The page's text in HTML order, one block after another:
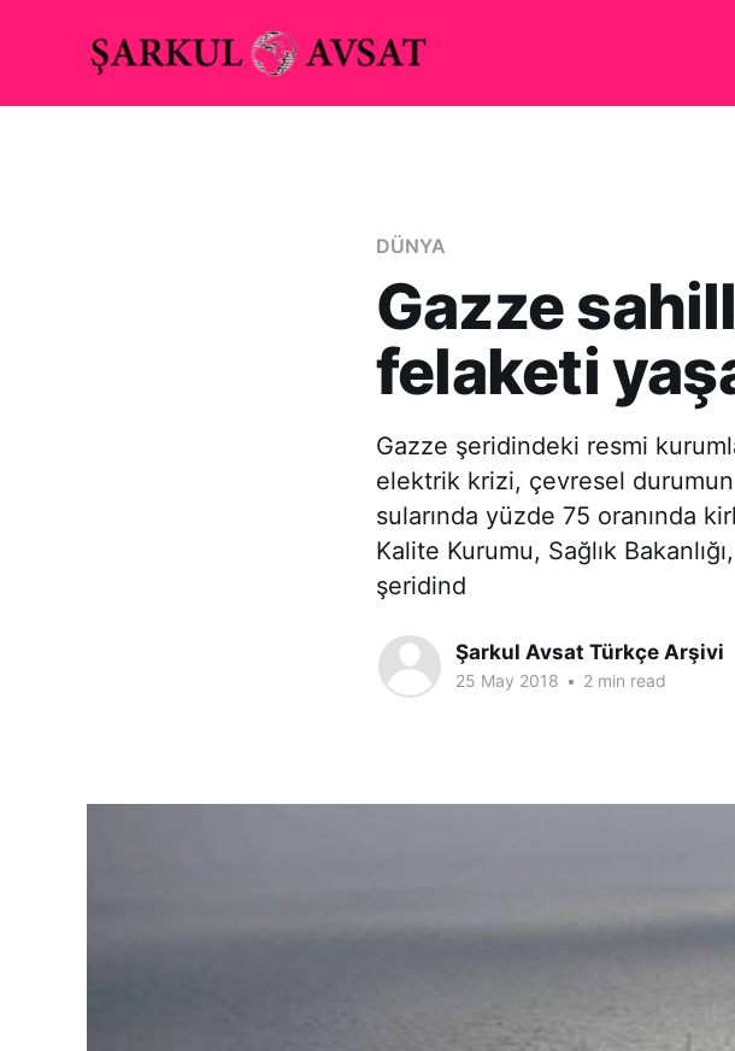
DÜNYA
Gazze
felaketi
Gazze şeridindeki resmi
elektrik krizi, çevresel
sularında yüzde 75 oranında
Kalite Kurumu, Sağlık
şeridind
Şarkul Avsat Türkçe Arşivi
25 May 2018 • 2 min read